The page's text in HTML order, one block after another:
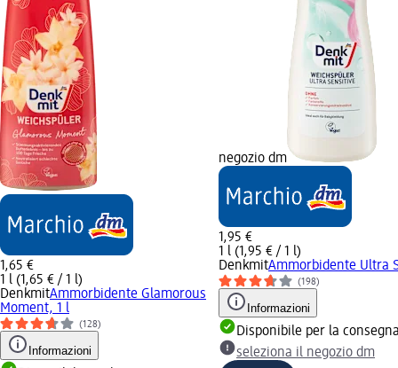
1,65 €
1 l (1,65 € / 1 l)
DenkmitAmmorbidente Glamorous
Moment, 1 l
(128)
Informazioni
negozio dm
1,95 €
1 l (1,95 € / 1 l)
DenkmitAmmorbidente Ultra
(198)
Informazioni
Disponibile per la
seleziona il negozio dm